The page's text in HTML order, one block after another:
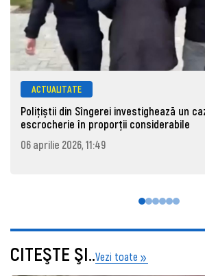
ACTUALITATE
Polițiștii din Sîngerei investighează un
escrocherie în proporții considerabile
06 aprilie 2026, 11:49
CITEŞTE ŞI..Vezi toate